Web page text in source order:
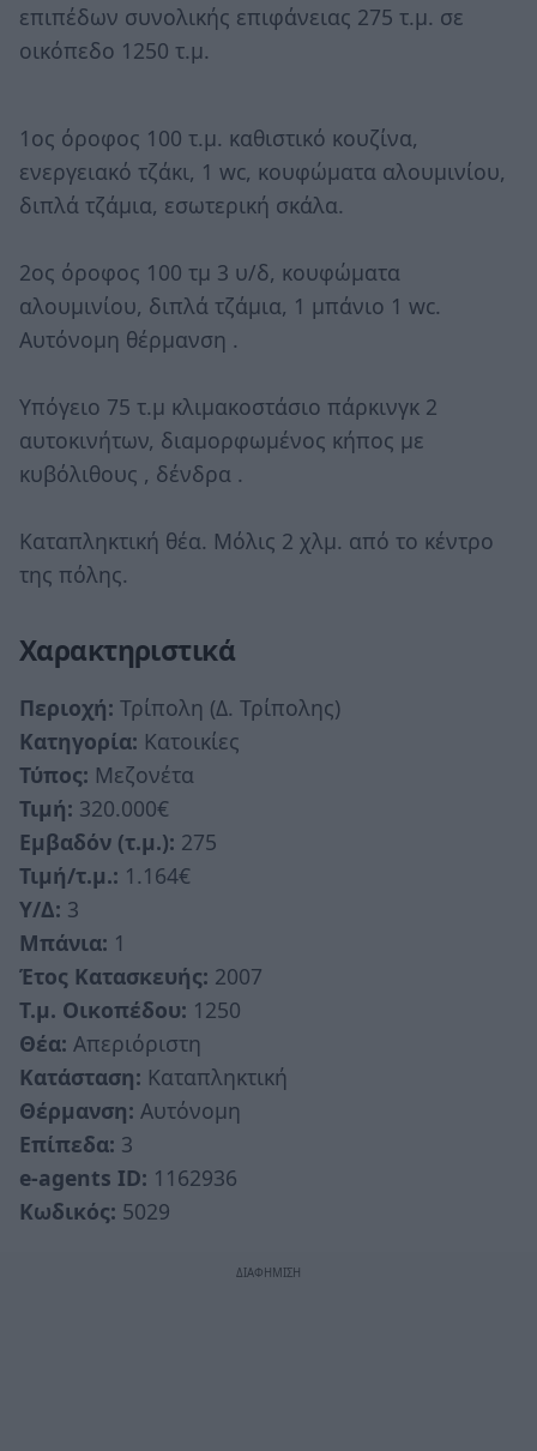
επιπέδων συνολικής επιφάνειας 275 τ.μ. σε
οικόπεδο 1250 τ.μ.
1ος όροφος 100 τ.μ. καθιστικό κουζίνα,
ενεργειακό τζάκι, 1 wc, κουφώματα αλουμινίου,
διπλά τζάμια, εσωτερική σκάλα.
2ος όροφος 100 τμ 3 υ/δ, κουφώματα
αλουμινίου, διπλά τζάμια, 1 μπάνιο 1 wc.
Αυτόνομη θέρμανση .
Υπόγειο 75 τ.μ κλιμακοστάσιο πάρκινγκ 2
αυτοκινήτων, διαμορφωμένος κήπος με
κυβόλιθους , δένδρα .
Καταπληκτική θέα. Μόλις 2 χλμ. από το κέντρο
της πόλης.
Χαρακτηριστικά
Περιοχή: Τρίπολη (Δ. Τρίπολης)
Κατηγορία: Κατοικίες
Τύπος: Μεζονέτα
Τιμή: 320.000€
Εμβαδόν (τ.μ.): 275
Τιμή/τ.μ.: 1.164€
Υ/Δ: 3
Μπάνια: 1
Έτος Κατασκευής: 2007
Τ.μ. Οικοπέδου: 1250
Θέα: Απεριόριστη
Κατάσταση: Καταπληκτική
Θέρμανση: Αυτόνομη
Επίπεδα: 3
e-agents ID: 1162936
Κωδικός: 5029